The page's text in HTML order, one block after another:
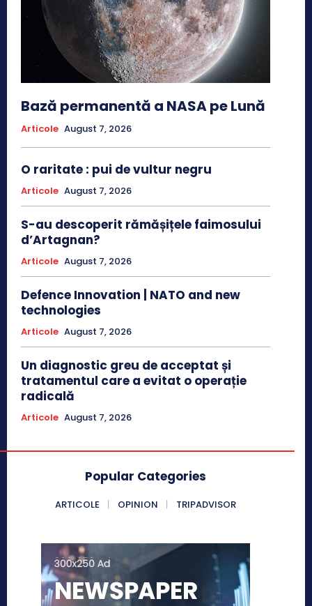
Bază permanentă a NASA pe Lună
Articole August 7, 2026
O raritate : pui de vultur negru
Articole August 7, 2026
S-au descoperit rămășițele faimosului
d’Artagnan?
Articole August 7, 2026
Defence Innovation | NATO and new
technologies
Articole August 7, 2026
Un diagnostic greu de acceptat și
tratamentul care a evitat o operație
radicală
Articole August 7, 2026
Popular Categories
ARTICOLE OPINION TRIPADVISOR